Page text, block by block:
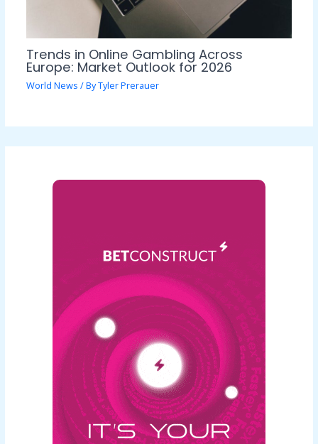
Trends in Online Gambling Across
Europe: Market Outlook for 2026
World News / ByTyler Prerauer